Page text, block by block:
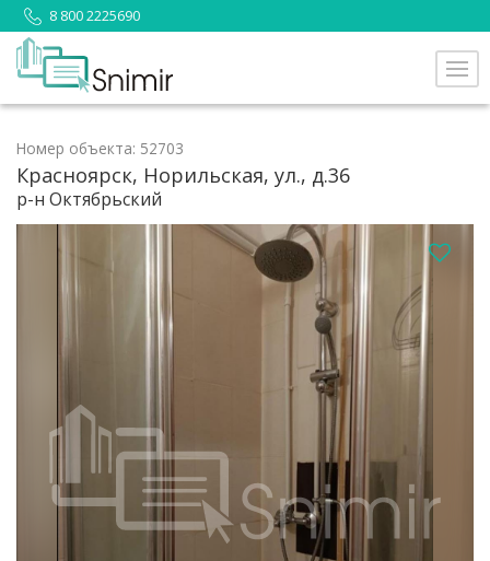
8 800 2225690
Номер объекта: 52703
Красноярск, Норильская, ул., д.36
р-н Октябрьский